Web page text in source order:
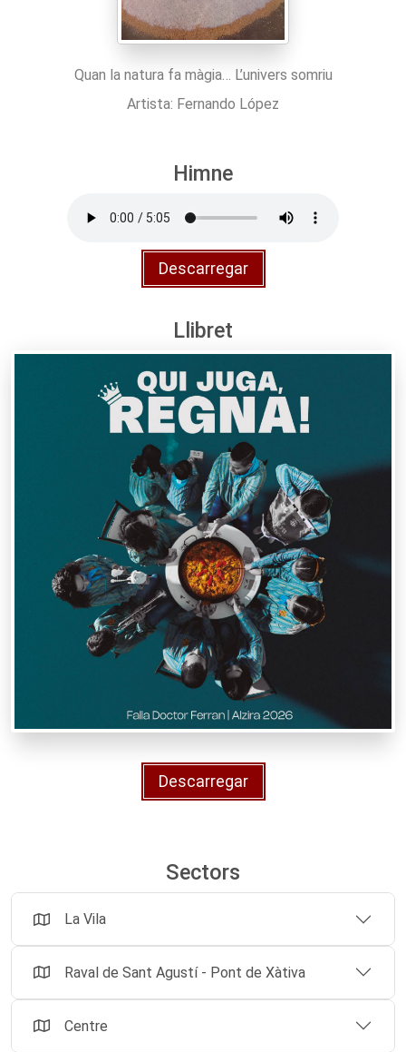
Quan la natura fa màgia… L’univers somriu
Artista: Fernando López
Himne
Descarregar
Llibret
Descarregar
Sectors
La Vila
Raval de Sant Agustí - Pont de Xàtiva
Centre